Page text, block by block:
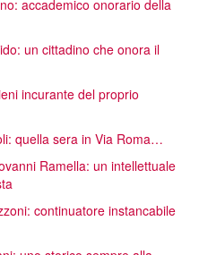
accademico onorario della
un cittadino che onora il
incurante del proprio
quella sera in Via Roma…
Ramella: un intellettuale
continuatore instancabile